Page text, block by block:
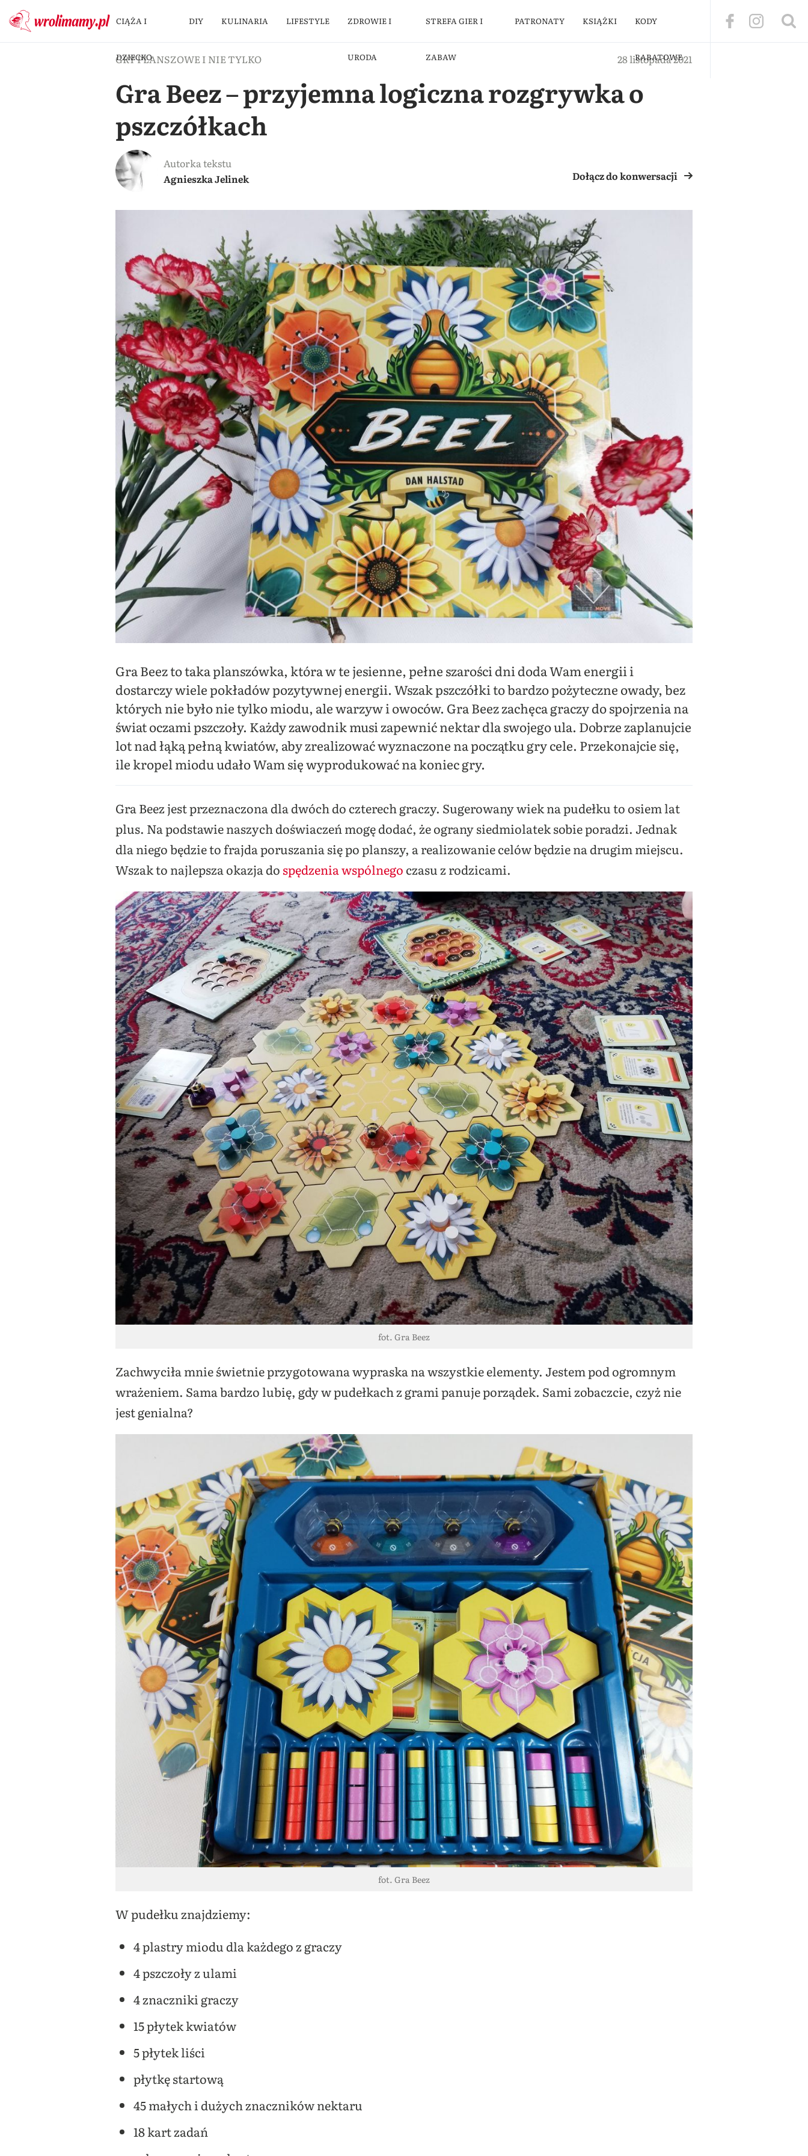
CIĄŻA I
DZIECKO
DIY KULINARIA LIFESTYLE ZDROWIE I
URODA
STREFA GIER I
ZABAW
PATRONATY KSIĄŻKI KODY
RABATOWE
GRY PLANSZOWE I NIE TYLKO 28 listopada 2021
Gra Beez – przyjemna logiczna rozgrywka o
pszczółkach
Autorka tekstu
Agnieszka Jelinek
Dołącz do konwersacji
Gra Beez to taka planszówka, która w te jesienne, pełne szarości dni doda Wam energii i
dostarczy wiele pokładów pozytywnej energii.Wszak pszczółki to bardzo pożyteczne owady, bez
których nie było nie tylko miodu, ale warzyw i owoców. Gra Beez zachęca graczy do spojrzenia na
świat oczami pszczoły. Każdy zawodnik musi zapewnić nektar dla swojego ula. Dobrze zaplanujcie
lot nad łąką pełną kwiatów, aby zrealizować wyznaczone na początku gry cele. Przekonajcie się,
ile kropel miodu udało Wam się wyprodukować na koniec gry.
Gra Beez jest przeznaczona dla dwóch do czterech graczy. Sugerowany wiek na pudełku to osiem lat
plus. Na podstawie naszych doświaczeń mogę dodać, że ograny siedmiolatek sobie poradzi. Jednak
dla niego będzie to frajda poruszania się po planszy, a realizowanie celów będzie na drugim miejscu.
Wszak to najlepsza okazja do spędzenia wspólnego czasu z rodzicami.
fot. Gra Beez
Zachwyciła mnie świetnie przygotowana wypraska na wszystkie elementy. Jestem pod ogromnym
wrażeniem. Sama bardzo lubię, gdy w pudełkach z grami panuje porządek. Sami zobaczcie, czyż nie
jest genialna?
fot. Gra Beez
W pudełku znajdziemy:
4 plastry miodu dla każdego z graczy
4 pszczoły z ulami
4 znaczniki graczy
15 płytek kwiatów
5 płytek liści
płytkę startową
45 małych i dużych znaczników nektaru
18 kart zadań